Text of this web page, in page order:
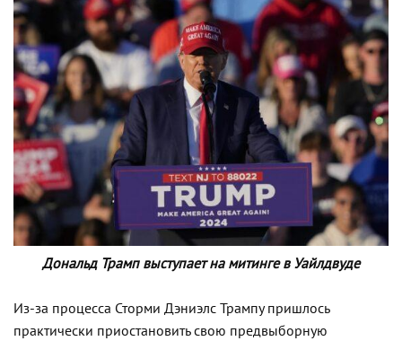
Дональд Трамп выступает на митинге в Уайлдвуде
Из-за процесса Сторми Дэниэлс Трампу пришлось
практически приостановить свою предвыборную